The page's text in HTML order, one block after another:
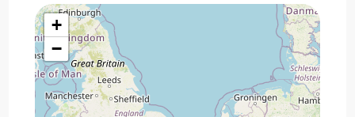
+
−